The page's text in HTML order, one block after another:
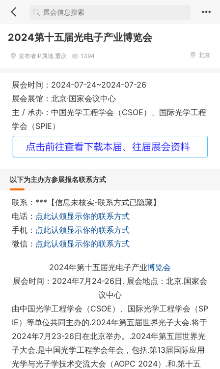
2024第十五届光电子产业博览会
发布者IP属地 重庆 1394 北京
展会时间：2024-07-24~2024-07-26
展会展馆：北京·国家会议中心
主 / 承办：中国光学工程学会（CSOE）、国际光学工程
学会（SPIE）
以下为主办方参展报名联系方式
联系：***【信息未核实-联系方式已隐藏】
电话： 点此认领显示你的联系方式
手机： 点此认领显示你的联系方式
微信： 点此认领显示你的联系方式
2024年第十五届光电子产业博览会
展会时间：2024年7月24-26日. 展会地点：北京.国家会
议中心
由中国光学工程学会（CSOE）、国际光学工程学会（SP
IE）等单位共同主办的.2024年第五届世界光子大会.将于
2024年7月23-26日在北京举办。.2024年第五届世界光
子大会.是中国光学工程学会年会，包括.第13届国际应用
光学与光子学技术交流大会（AOPC 2024）.和.第十五